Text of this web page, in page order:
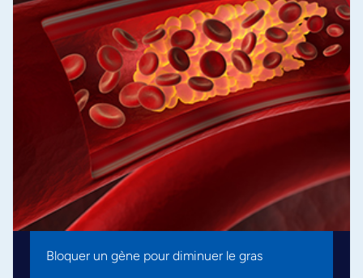
Bloquer un gène pour diminuer le gras